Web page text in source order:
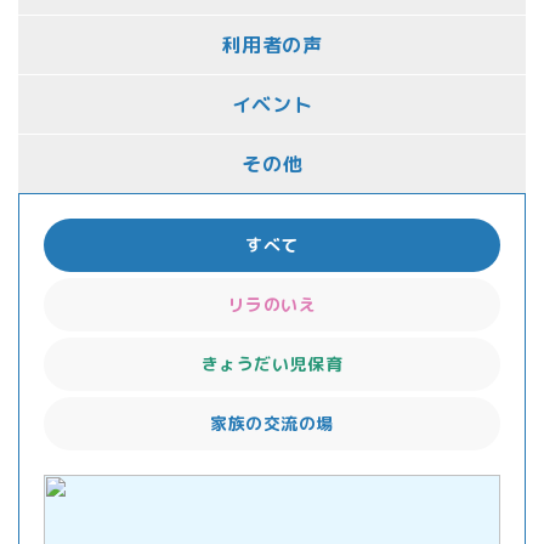
利用者の声
イベント
その他
すべて
リラのいえ
きょうだい児保育
家族の交流の場